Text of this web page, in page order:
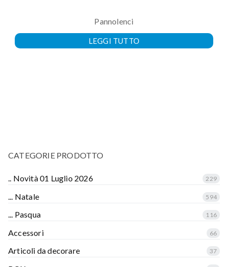
Pannolenci
LEGGI TUTTO
CATEGORIE PRODOTTO
.. Novità 01 Luglio 2026 229
... Natale 594
... Pasqua 116
Accessori 66
Articoli da decorare 37